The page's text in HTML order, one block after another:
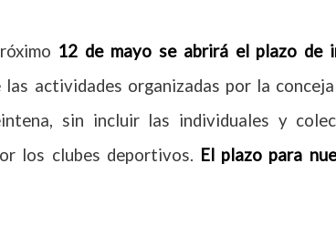
12 de mayo se abrirá el plazo de
las actividades organizadas por la
sin incluir las individuales y
los clubes deportivos. El plazo para